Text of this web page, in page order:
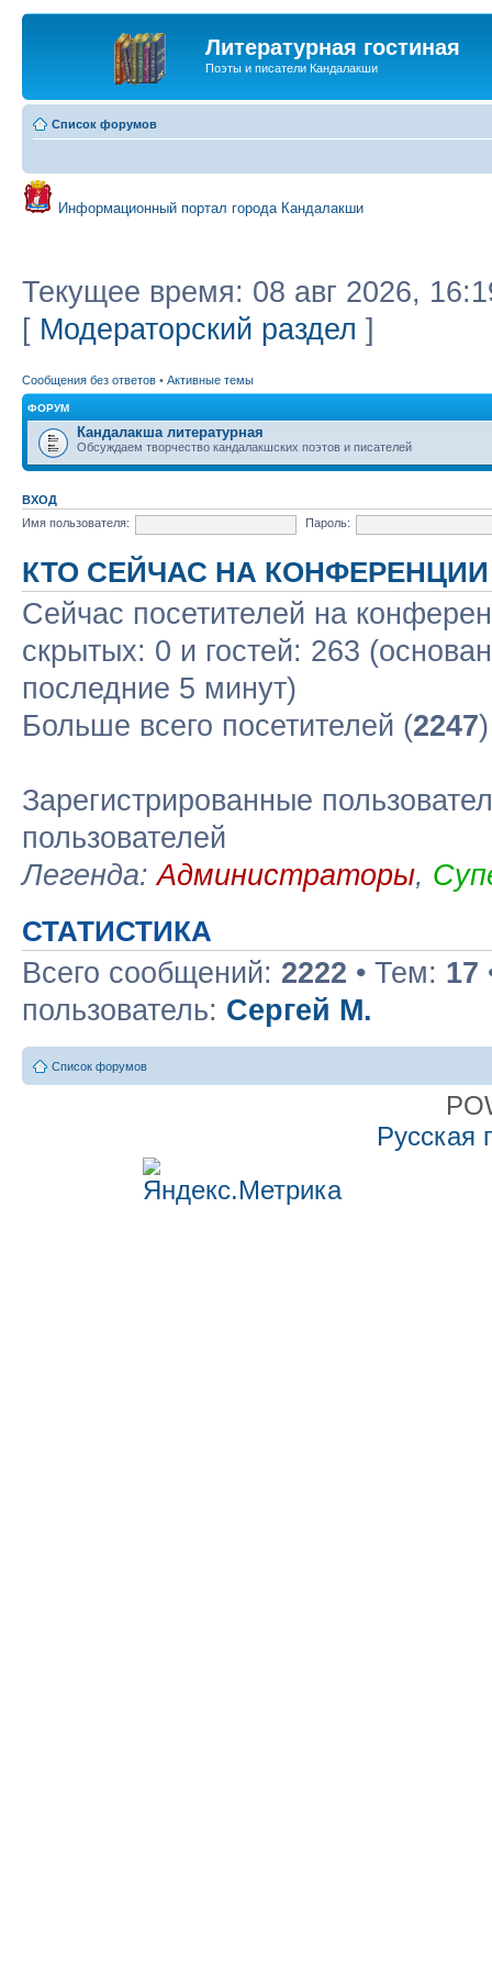
Литературная гостиная
Поэты и писатели Кандалакши
Список форумов
Информационный портал города Кандалакши
Текущее время: 08 авг 2026,
[ Модераторский раздел ]
Сообщения без ответов • Активные темы
ФОРУМ
Кандалакша литературная
Обсуждаем творчество кандалакшских поэтов и писателей
ВХОД
Имя пользователя:
Пароль:
КТО СЕЙЧАС НА КОНФЕРЕНЦИИ
Сейчас посетителей на
скрытых: 0 и гостей: 263
последние 5 минут)
Больше всего посетителей (2247
Зарегистрированные
пользователей
Легенда:Администраторы,
СТАТИСТИКА
Всего сообщений: 2222 • Тем: 17
пользователь: Сергей М.
Список форумов
Русская